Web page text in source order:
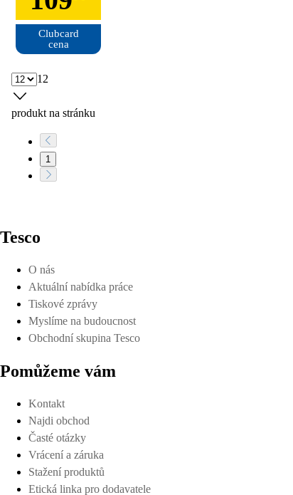
Clubcard
cena
12
produkt na stránku
1
Tesco
O nás
Aktuální nabídka práce
Tiskové zprávy
Myslíme na budoucnost
Obchodní skupina Tesco
Pomůžeme vám
Kontakt
Najdi obchod
Časté otázky
Vrácení a záruka
Stažení produktů
Etická linka pro dodavatele